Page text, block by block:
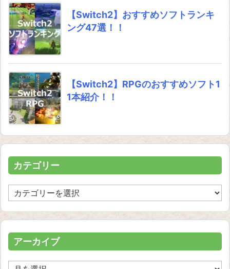
【Switch2】おすすめソフトランキ
ング47選！！
【Switch2】RPGのおすすめソフト1
1本紹介！！
カテゴリー
カ
テ
ゴ
リ
ー
アーカイブ